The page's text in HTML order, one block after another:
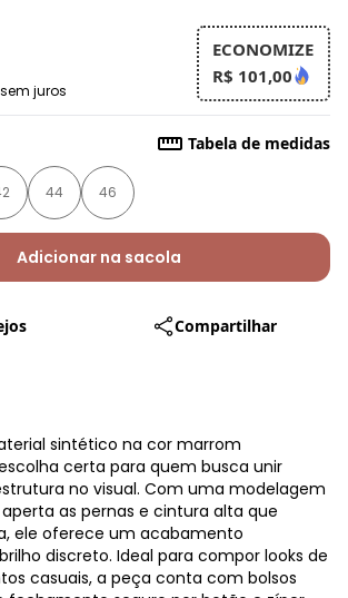
sem juros
ECONOMIZE
R$ 101,00
Tabela de medidas
44 46
Adicionar na sacola
Compartilhar
sintético na cor marrom
certa para quem busca unir
no visual. Com uma modelagem
as pernas e cintura alta que
ele oferece um acabamento
discreto. Ideal para compor looks de
casuais, a peça conta com bolsos